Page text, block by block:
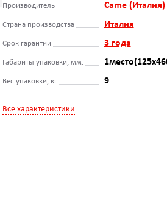
Производитель Came (Италия)
Страна производства Италия
Срок гарантии 3 года
Габариты упаковки, мм.
Вес упаковки, кг 9
Все характеристики